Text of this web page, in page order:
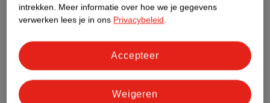
Nature Impact Score
Meer informatie
intrekken. Meer informatie over hoe we je gegevens
verwerken lees je in ons Privacybeleid.
Weigeren
Accepteer